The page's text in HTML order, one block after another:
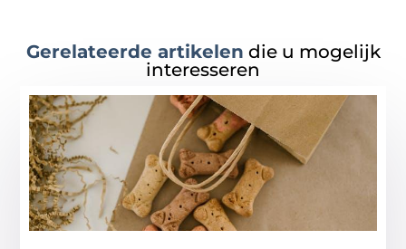
Gerelateerde artikelen die u mogelijk
interesseren